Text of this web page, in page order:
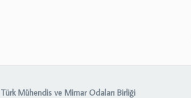
Türk Mühendis ve Mimar Odaları Birliği